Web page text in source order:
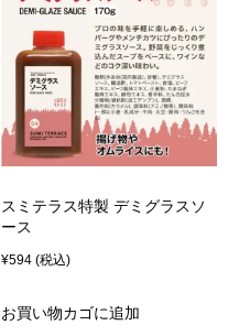
スミテラス特製 デミグラスソ
ース
¥594 (税込)
お買い物カゴに追加